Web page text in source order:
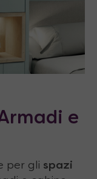
e
per gli spazi